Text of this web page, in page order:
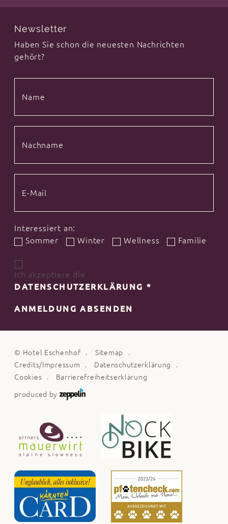
Newsletter
Haben Sie schon die neuesten Nachrichten
gehört?
Interessiert an:
Sommer
Winter Wellness Familie
Ich akzeptiere die
DATENSCHUTZERKLÄRUNG*
ANMELDUNG ABSENDEN
© Hotel Eschenhof
Sitemap
Credits/Impressum
Datenschutzerklärung
Cookies
Barrierefreiheitserklärung
produced by